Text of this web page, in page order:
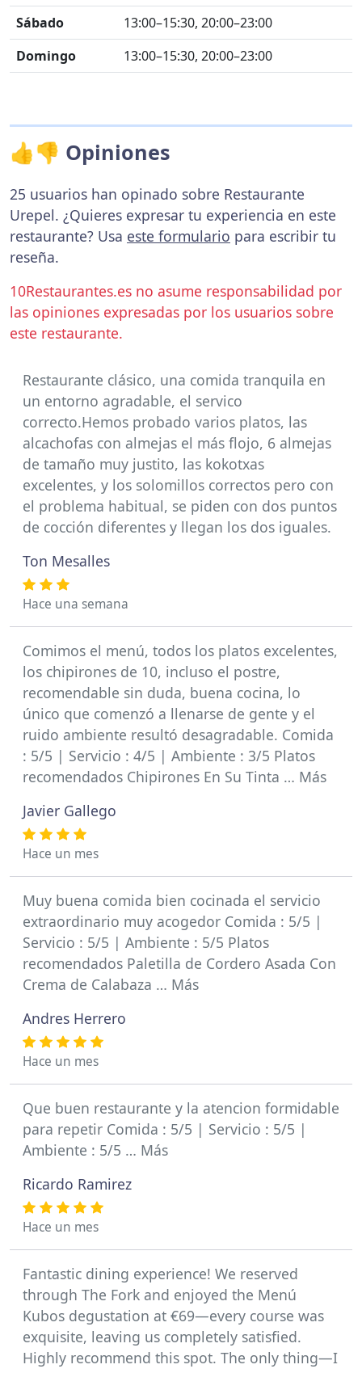
Sábado
13:00–15:30, 20:00–23:00
Domingo
13:00–15:30, 20:00–23:00
👍👎 Opiniones
25 usuarios han opinado sobre Restaurante
Urepel. ¿Quieres expresar tu experiencia en este
restaurante? Usa este formulario para escribir tu
reseña.
10Restaurantes.es no asume responsabilidad por
las opiniones expresadas por los usuarios sobre
este restaurante.
Restaurante clásico, una comida tranquila en
un entorno agradable, el servico
correcto.Hemos probado varios platos, las
alcachofas con almejas el más flojo, 6 almejas
de tamaño muy justito, las kokotxas
excelentes, y los solomillos correctos pero con
el problema habitual, se piden con dos puntos
de cocción diferentes y llegan los dos iguales.
Ton Mesalles
Hace una semana
Comimos el menú, todos los platos excelentes,
los chipirones de 10, incluso el postre,
recomendable sin duda, buena cocina, lo
único que comenzó a llenarse de gente y el
ruido ambiente resultó desagradable. Comida
: 5/5 | Servicio : 4/5 | Ambiente : 3/5 Platos
recomendados Chipirones En Su Tinta … Más
Javier Gallego
Hace un mes
Muy buena comida bien cocinada el servicio
extraordinario muy acogedor Comida : 5/5 |
Servicio : 5/5 | Ambiente : 5/5 Platos
recomendados Paletilla de Cordero Asada Con
Crema de Calabaza … Más
Andres Herrero
Hace un mes
Que buen restaurante y la atencion formidable
para repetir Comida : 5/5 | Servicio : 5/5 |
Ambiente : 5/5 … Más
Ricardo Ramirez
Hace un mes
Fantastic dining experience! We reserved
through The Fork and enjoyed the Menú
Kubos degustation at €69—every course was
exquisite, leaving us completely satisfied.
Highly recommend this spot. The only thing—I